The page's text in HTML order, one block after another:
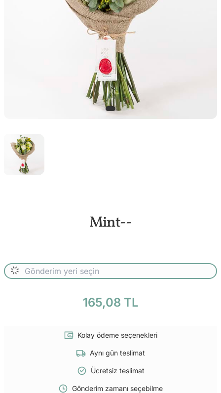
Mint--
165,08 TL
Kolay ödeme seçenekleri
Aynı gün teslimat
Ücretsiz teslimat
Gönderim zamanı seçebilme